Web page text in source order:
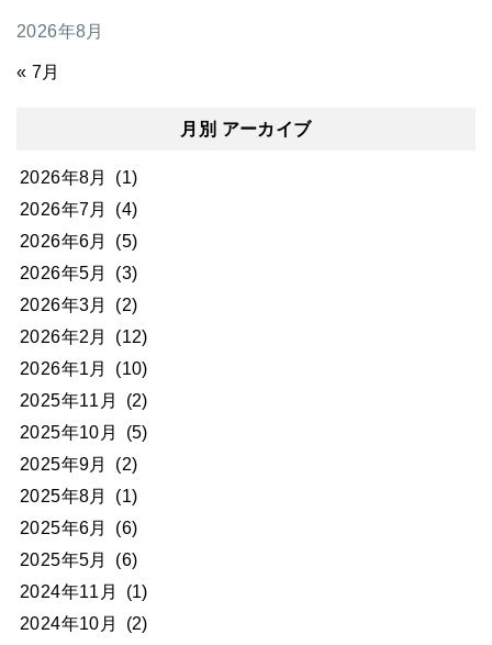
2026年8月
« 7月
月別 アーカイブ
2026年8月
(1)
2026年7月
(4)
2026年6月
(5)
2026年5月
(3)
2026年3月
(2)
2026年2月
(12)
2026年1月
(10)
2025年11月
(2)
2025年10月
(5)
2025年9月
(2)
2025年8月
(1)
2025年6月
(6)
2025年5月
(6)
2024年11月
(1)
2024年10月
(2)